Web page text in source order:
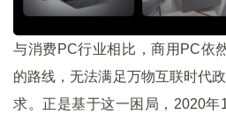
与消费PC行业相比，商用PC依
的路线，无法满足万物互联时代
求。正是基于这一困局，2020